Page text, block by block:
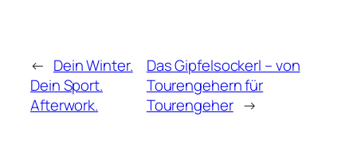
← Dein Winter.
Dein Sport.
Afterwork.
Das Gipfelsockerl – von
Tourengehern für
Tourengeher →